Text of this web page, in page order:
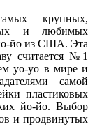
крупных,
и любимых
йо из США. Эта
считается №1
yo-yo в мире и
самой
пластиковых
йо-йо. Выбор
и продвинутых